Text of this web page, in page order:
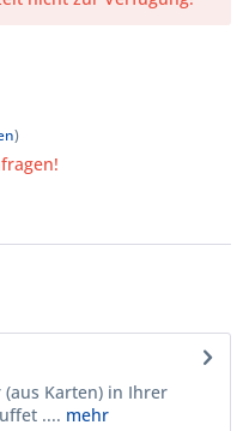
)
Karten) in Ihrer
.... mehr